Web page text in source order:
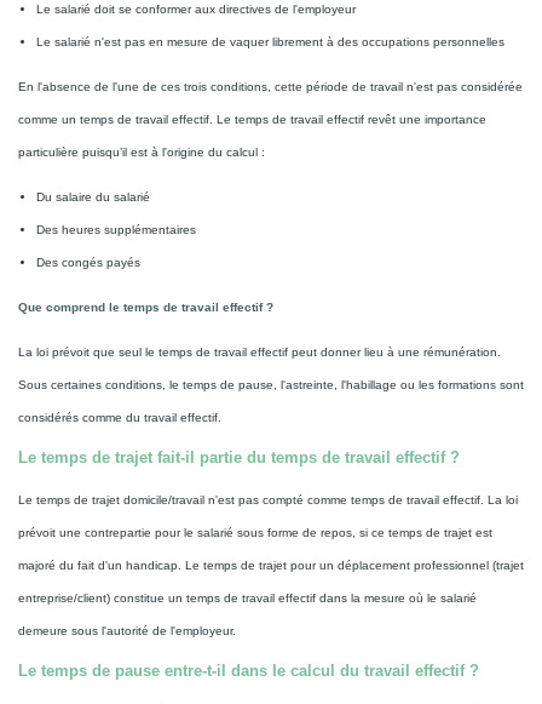
Le salarié doit se conformer aux directives de l'employeur
Le salarié n'est pas en mesure de vaquer librement à des occupations personnelles
En l'absence de l'une de ces trois conditions, cette période de travail n'est pas considérée
comme un temps de travail effectif. Le temps de travail effectif revêt une importance
particulière puisqu’il est à l'origine du calcul :
Du salaire du salarié
Des heures supplémentaires
Des congés payés
Que comprend le temps de travail effectif ?
La loi prévoit que seul le temps de travail effectif peut donner lieu à une rémunération.
Sous certaines conditions, le temps de pause, l'astreinte, l'habillage ou les formations sont
considérés comme du travail effectif.
Le temps de trajet fait-il partie du temps de travail effectif ?
Le temps de trajet domicile/travail n'est pas compté comme temps de travail effectif. La loi
prévoit une contrepartie pour le salarié sous forme de repos, si ce temps de trajet est
majoré du fait d'un handicap. Le temps de trajet pour un déplacement professionnel (trajet
entreprise/client) constitue un temps de travail effectif dans la mesure où le salarié
demeure sous l'autorité de l'employeur.
Le temps de pause entre-t-il dans le calcul du travail effectif ?